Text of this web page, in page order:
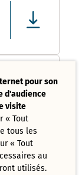
pour son
d'audience
visite
« Tout
tous les
« Tout
au
utilisés.